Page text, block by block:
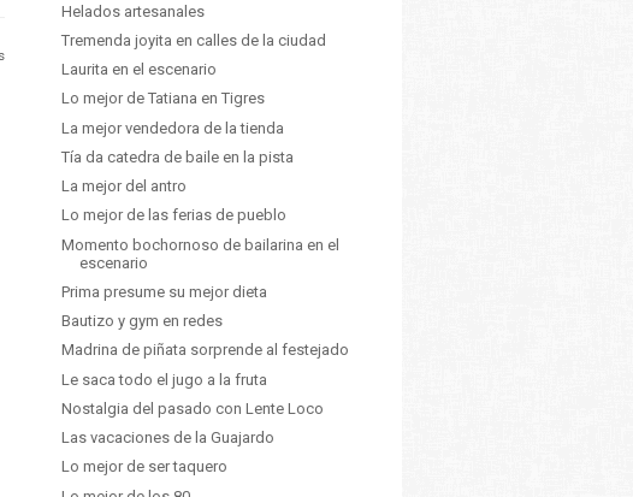
Helados artesanales
Tremenda joyita en calles de la ciudad
Laurita en el escenario
Lo mejor de Tatiana en Tigres
La mejor vendedora de la tienda
Tía da catedra de baile en la pista
La mejor del antro
Lo mejor de las ferias de pueblo
Momento bochornoso de bailarina en el
escenario
Prima presume su mejor dieta
Bautizo y gym en redes
Madrina de piñata sorprende al festejado
Le saca todo el jugo a la fruta
Nostalgia del pasado con Lente Loco
Las vacaciones de la Guajardo
Lo mejor de ser taquero